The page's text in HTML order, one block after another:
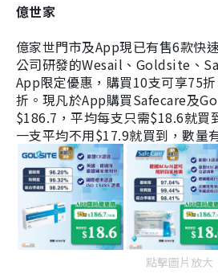
億世家
億家世門市及App現已有售6款快
公司研發的Wesail、Goldsite、
App限定優惠，購買10支可享75
折。現凡於App購買Safecare及
$186.7，平均每支只需$18.6就買
一支平均不用$17.9就買到，數量
點擊圖片放大